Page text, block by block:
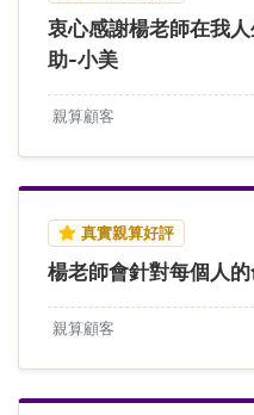
衷心感謝楊老師在我
助-小美
親算顧客
真實親算好評
楊老師會針對每個人
親算顧客